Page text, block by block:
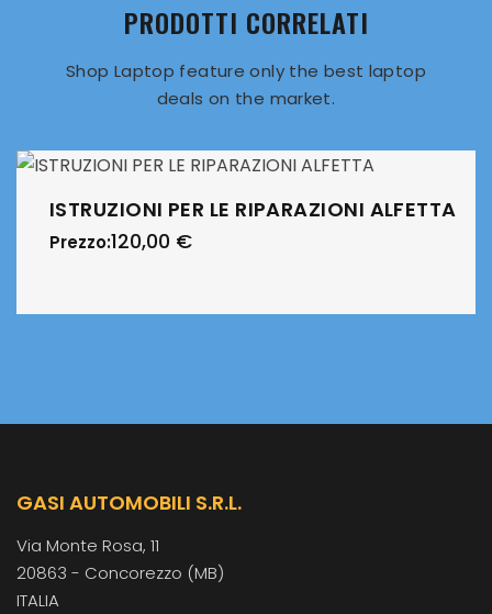
PRODOTTI CORRELATI
Shop Laptop feature only the best laptop
deals on the market.
ISTRUZIONI PER LE RIPARAZIONI ALFETTA
Prezzo:120,00 €
GASI AUTOMOBILI S.R.L.
Via Monte Rosa, 11
20863 - Concorezzo (MB)
ITALIA